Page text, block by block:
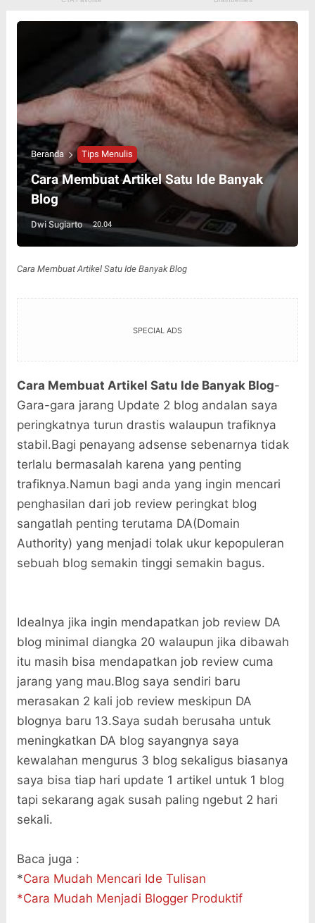
Beranda Tips Menulis
Cara Membuat Artikel Satu Ide Banyak
Blog
Dwi Sugiarto 20.04
Cara Membuat Artikel Satu Ide Banyak Blog
SPECIAL ADS
Cara Membuat Artikel Satu Ide Banyak Blog-
Gara-gara jarang Update 2 blog andalan saya
peringkatnya turun drastis walaupun trafiknya
stabil.Bagi penayang adsense sebenarnya tidak
terlalu bermasalah karena yang penting
trafiknya.Namun bagi anda yang ingin mencari
penghasilan dari job review peringkat blog
sangatlah penting terutama DA(Domain
Authority) yang menjadi tolak ukur kepopuleran
sebuah blog semakin tinggi semakin bagus.
Idealnya jika ingin mendapatkan job review DA
blog minimal diangka 20 walaupun jika dibawah
itu masih bisa mendapatkan job review cuma
jarang yang mau.Blog saya sendiri baru
merasakan 2 kali job review meskipun DA
blognya baru 13.Saya sudah berusaha untuk
meningkatkan DA blog sayangnya saya
kewalahan mengurus 3 blog sekaligus biasanya
saya bisa tiap hari update 1 artikel untuk 1 blog
tapi sekarang agak susah paling ngebut 2 hari
sekali.
Baca juga :
*Cara Mudah Mencari Ide Tulisan
*Cara Mudah Menjadi Blogger Produktif